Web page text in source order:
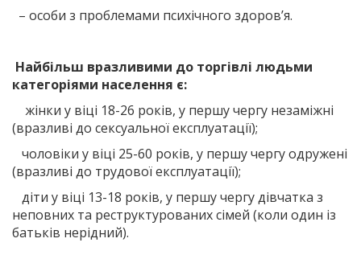
– особи з проблемами психічного здоров’я.
Найбільш вразливими до торгівлі людьми
категоріями населення є:
жінки у віці 18-26 років, у першу чергу незаміжні
(вразливі до сексуальної експлуатації);
чоловіки у віці 25-60 років, у першу чергу одружені
(вразливі до трудової експлуатації);
діти у віці 13-18 років, у першу чергу дівчатка з
неповних та реструктурованих сімей (коли один із
батьків нерідний).